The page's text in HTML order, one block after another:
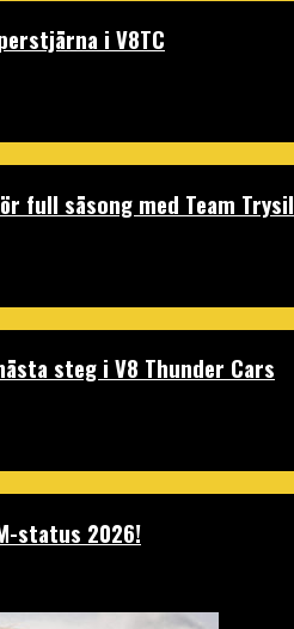
i V8TC
full säsong med Team Trysil
steg i V8 Thunder Cars
status 2026!